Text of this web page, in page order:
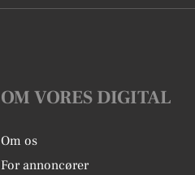
OM VORES DIGITAL
Om os
For annoncører